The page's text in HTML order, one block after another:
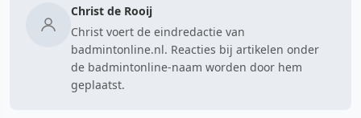
Christ de Rooij
Christ voert de eindredactie van
badmintonline.nl. Reacties bij artikelen onder
de badmintonline-naam worden door hem
geplaatst.